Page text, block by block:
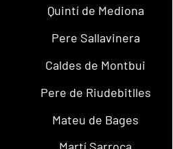
Quintí de Mediona
Pere Sallavinera
Caldes de Montbui
Pere de Riudebitlles
Mateu de Bages